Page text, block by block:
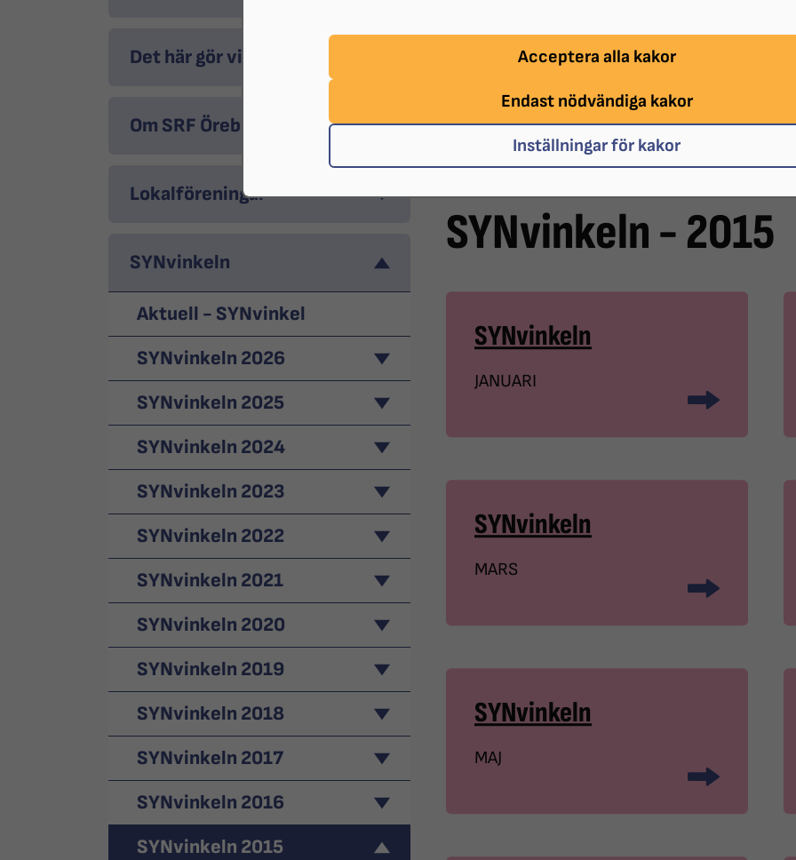
Acceptera alla kakor
Endast nödvändiga kakor
Inställningar för kakor
Det här gör vi
Om SRF Örebro
Lokalföreningar
SYNvinkeln
Aktuell - SYNvinkel
SYNvinkeln 2026
SYNvinkeln 2025
SYNvinkeln 2024
SYNvinkeln 2023
SYNvinkeln 2022
SYNvinkeln 2021
SYNvinkeln 2020
SYNvinkeln 2019
SYNvinkeln 2018
SYNvinkeln 2017
SYNvinkeln 2016
SYNvinkeln 2015
SYNvinkeln - 2015
SYNvinkeln
JANUARI
SYNvinkeln
MARS
SYNvinkeln
MAJ